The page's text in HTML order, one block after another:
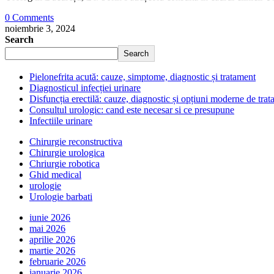
0 Comments
noiembrie 3, 2024
Search
Search
Pielonefrita acută: cauze, simptome, diagnostic și tratament
Diagnosticul infecției urinare
Disfuncția erectilă: cauze, diagnostic și opțiuni moderne de
Consultul urologic: cand este necesar si ce presupune
Infectiile urinare
Chirurgie reconstructiva
Chirurgie urologica
Chriurgie robotica
Ghid medical
urologie
Urologie barbati
iunie 2026
mai 2026
aprilie 2026
martie 2026
februarie 2026